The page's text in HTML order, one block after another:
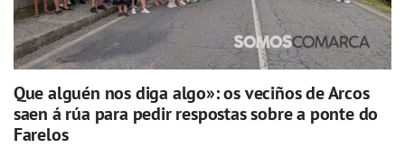
Que alguén nos diga algo»: os veciños de Arcos
saen á rúa para pedir respostas sobre a ponte do
Farelos